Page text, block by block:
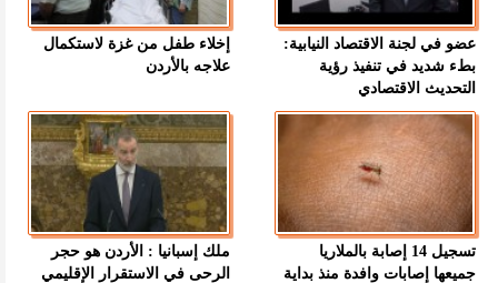
عضو في لجنة الاقتصاد النيابية:
بطء شديد في تنفيذ رؤية
التحديث الاقتصادي
إخلاء طفل من غزة لاستكمال
علاجه بالأردن
تسجيل 14 إصابة بالملاريا
جميعها إصابات وافدة منذ بداية
ملك إسبانيا : الأردن هو حجر
الرحى في الاستقرار الإقليمي